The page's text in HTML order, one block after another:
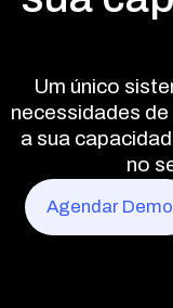
Um único
necessidades
a sua
no
Agendar Demo